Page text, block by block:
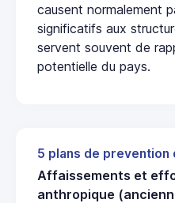
causent normalement
significatifs aux
servent souvent de
potentielle du pays.
5 plans de prevention
Affaissements et
anthropique